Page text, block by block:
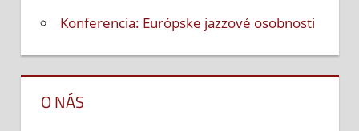
Konferencia: Európske jazzové osobnosti
O NÁS